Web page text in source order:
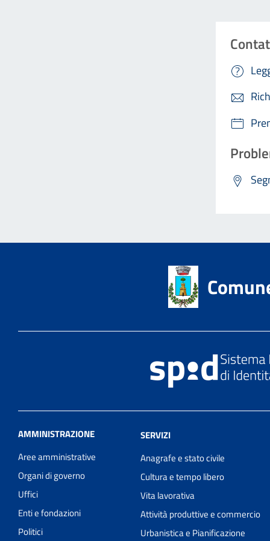
AMMINISTRAZIONE
Aree amministrative
Organi di governo
Uffici
Enti e fondazioni
Politici
SERVIZI
Anagrafe e stato civile
Cultura e tempo libero
Vita lavorativa
Attività produttive e commercio
Urbanistica e Pianificazione